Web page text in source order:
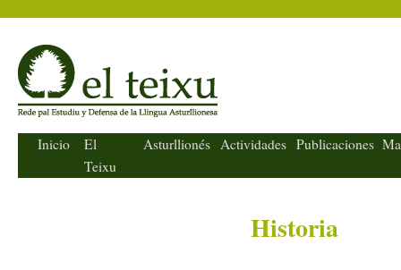
El Teixu
Inicio
El
Teixu
Asturllionés Actividades Publicaciones
Historia